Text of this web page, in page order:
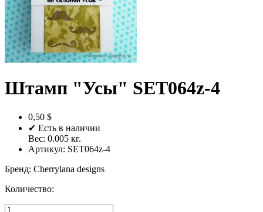
Штамп "Усы" SET064z-4
0,50 $
✔ Есть в наличии
Вес: 0.005 кг.
Артикул: SET064z-4
Бренд: Cherrylana designs
Количество: